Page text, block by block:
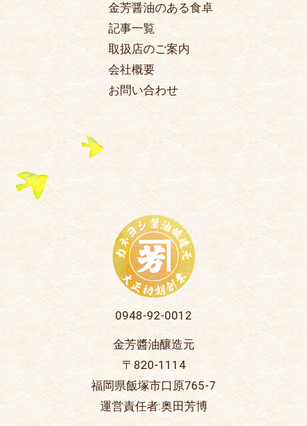
金芳醤油のある食卓
記事一覧
取扱店のご案内
会社概要
お問い合わせ
0948-92-0012
金芳醬油釀造元
〒820-1114
福岡県飯塚市口原765-7
運営責任者:奥田芳博